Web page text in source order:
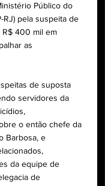
Público do
RJ) pela suspeita de
400 mil em
as
de suposta
servidores da
o então chefe da
Barbosa, e
da equipe de
de